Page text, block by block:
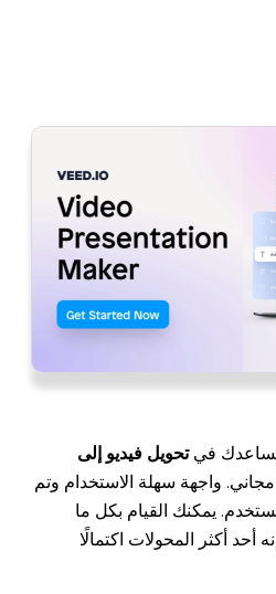
تحويل فيديو إلى
واجهة سهلة الاستخدام وتم
يمكنك القيام بكل ما
أحد أكثر المحولات اكتمالًا